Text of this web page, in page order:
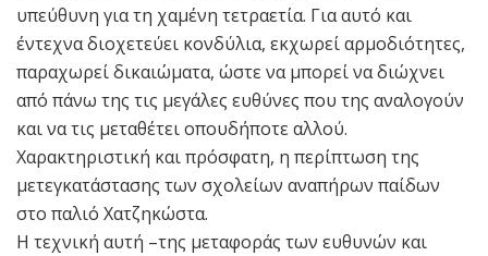
υπεύθυνη για τη χαμένη τετραετία. Για αυτό και
έντεχνα διοχετεύει κονδύλια, εκχωρεί αρμοδιότητες,
παραχωρεί δικαιώματα, ώστε να μπορεί να διώχνει
από πάνω της τις μεγάλες ευθύνες που της αναλογούν
και να τις μεταθέτει οπουδήποτε αλλού.
Χαρακτηριστική και πρόσφατη, η περίπτωση της
μετεγκατάστασης των σχολείων αναπήρων παίδων
στο παλιό Χατζηκώστα.
Η τεχνική αυτή –της μεταφοράς των ευθυνών και